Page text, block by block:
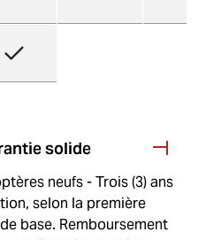
solide
neufs - Trois (3) ans
selon la première
base. Remboursement